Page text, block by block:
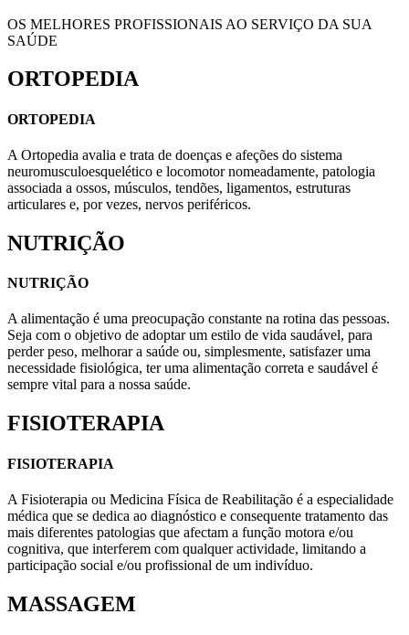
OS MELHORES PROFISSIONAIS AO SERVIÇO DA SUA
SAÚDE
ORTOPEDIA
ORTOPEDIA
A Ortopedia avalia e trata de doenças e afeções do sistema
neuromusculoesquelético e locomotor nomeadamente, patologia
associada a ossos, músculos, tendões, ligamentos, estruturas
articulares e, por vezes, nervos periféricos.
NUTRIÇÃO
NUTRIÇÃO
A alimentação é uma preocupação constante na rotina das pessoas.
Seja com o objetivo de adoptar um estilo de vida saudável, para
perder peso, melhorar a saúde ou, simplesmente, satisfazer uma
necessidade fisiológica, ter uma alimentação correta e saudável é
sempre vital para a nossa saúde.
FISIOTERAPIA
FISIOTERAPIA
A Fisioterapia ou Medicina Física de Reabilitação é a especialidade
médica que se dedica ao diagnóstico e consequente tratamento das
mais diferentes patologias que afectam a função motora e/ou
cognitiva, que interferem com qualquer actividade, limitando a
participação social e/ou profissional de um indivíduo.
MASSAGEM